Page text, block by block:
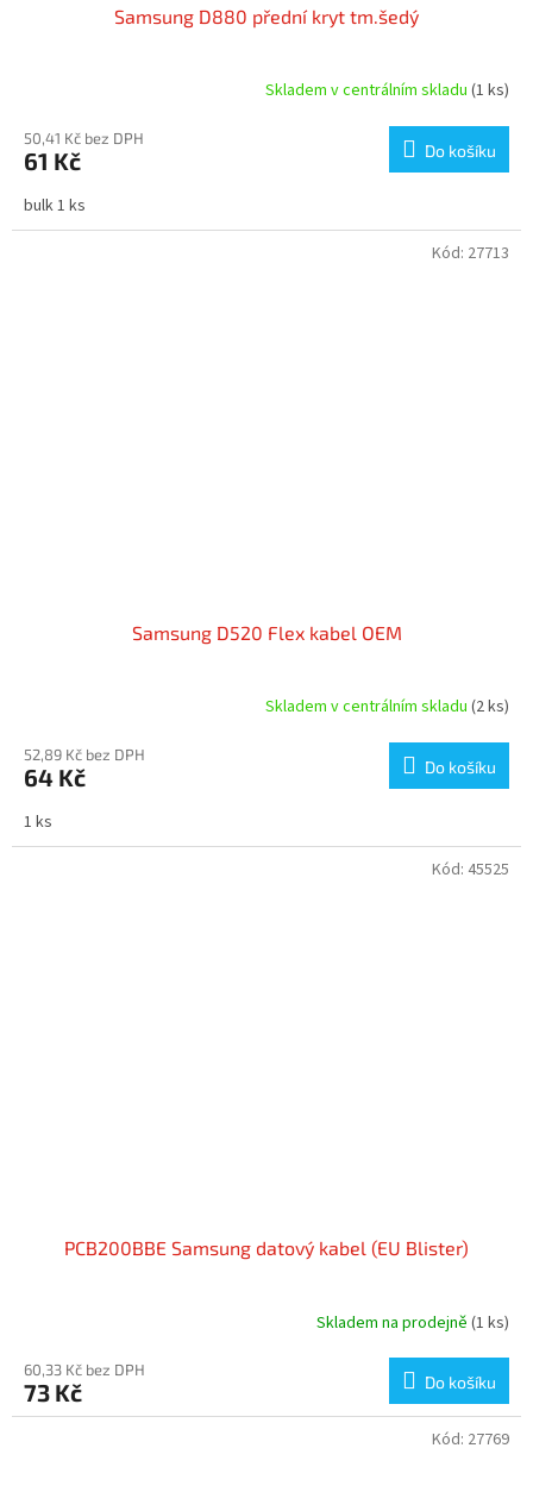
Samsung D880 přední kryt tm.šedý
Skladem v centrálním skladu (1 ks)
50,41 Kč bez DPH
61 Kč Do košíku
bulk 1 ks
Samsung D520 Flex kabel OEM
Skladem v centrálním skladu (2 ks)
52,89 Kč bez DPH
64 Kč Do košíku
1 ks
Kód: 27713
PCB200BBE Samsung datový kabel (EU Blister)
Skladem na prodejně (1 ks)
60,33 Kč bez DPH
73 Kč Do košíku
Kód: 45525
Kód: 27769